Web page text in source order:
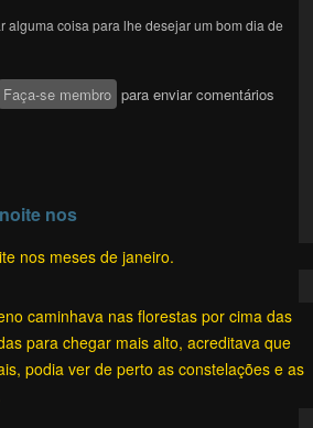
alguma coisa para lhe desejar um bom dia de
Faça-se membro para enviar comentários
nos
nos meses de janeiro.
caminhava nas florestas por cima das
para chegar mais alto, acreditava que
podia ver de perto as constelações e as